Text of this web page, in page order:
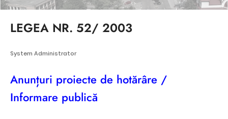
LEGEA NR. 52/ 2003
System Administrator
Anunțuri proiecte de hotărâre /
Informare publică